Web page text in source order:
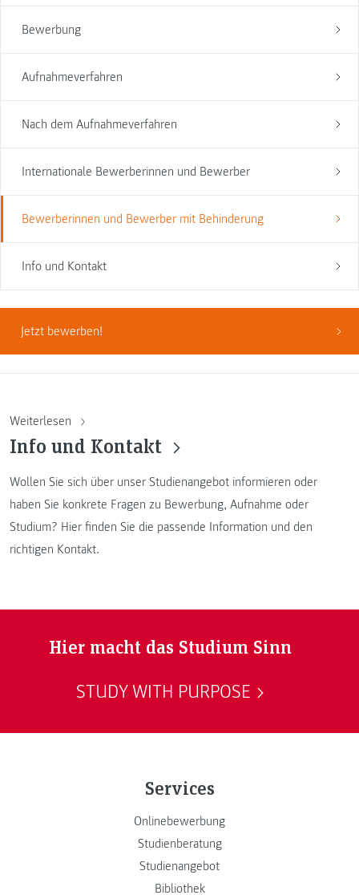
Bewerbung
Aufnahmeverfahren
Nach dem Aufnahmeverfahren
Internationale Bewerberinnen und Bewerber
Bewerberinnen und Bewerber mit Behinderung
Info und Kontakt
Jetzt bewerben!
Weiterlesen
Info und Kontakt
Wollen Sie sich über unser Studienangebot informieren oder
haben Sie konkrete Fragen zu Bewerbung, Aufnahme oder
Studium? Hier finden Sie die passende Information und den
richtigen Kontakt.
Hier macht das Studium Sinn
STUDY WITH PURPOSE
Services
Onlinebewerbung
Studienberatung
Studienangebot
Bibliothek